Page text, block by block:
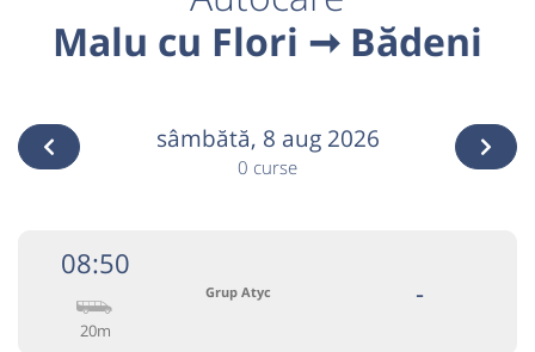
Malu cu Flori ➞ Bădeni
sâmbătă, 8 aug 2026
0 curse
08:50
20m
Grup Atyc -